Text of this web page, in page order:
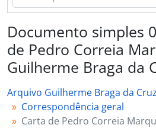
Documento simples
de Pedro Correia
Guilherme Braga da
Arquivo Guilherme Braga da Cruz
Correspondência geral
Carta de Pedro Correia